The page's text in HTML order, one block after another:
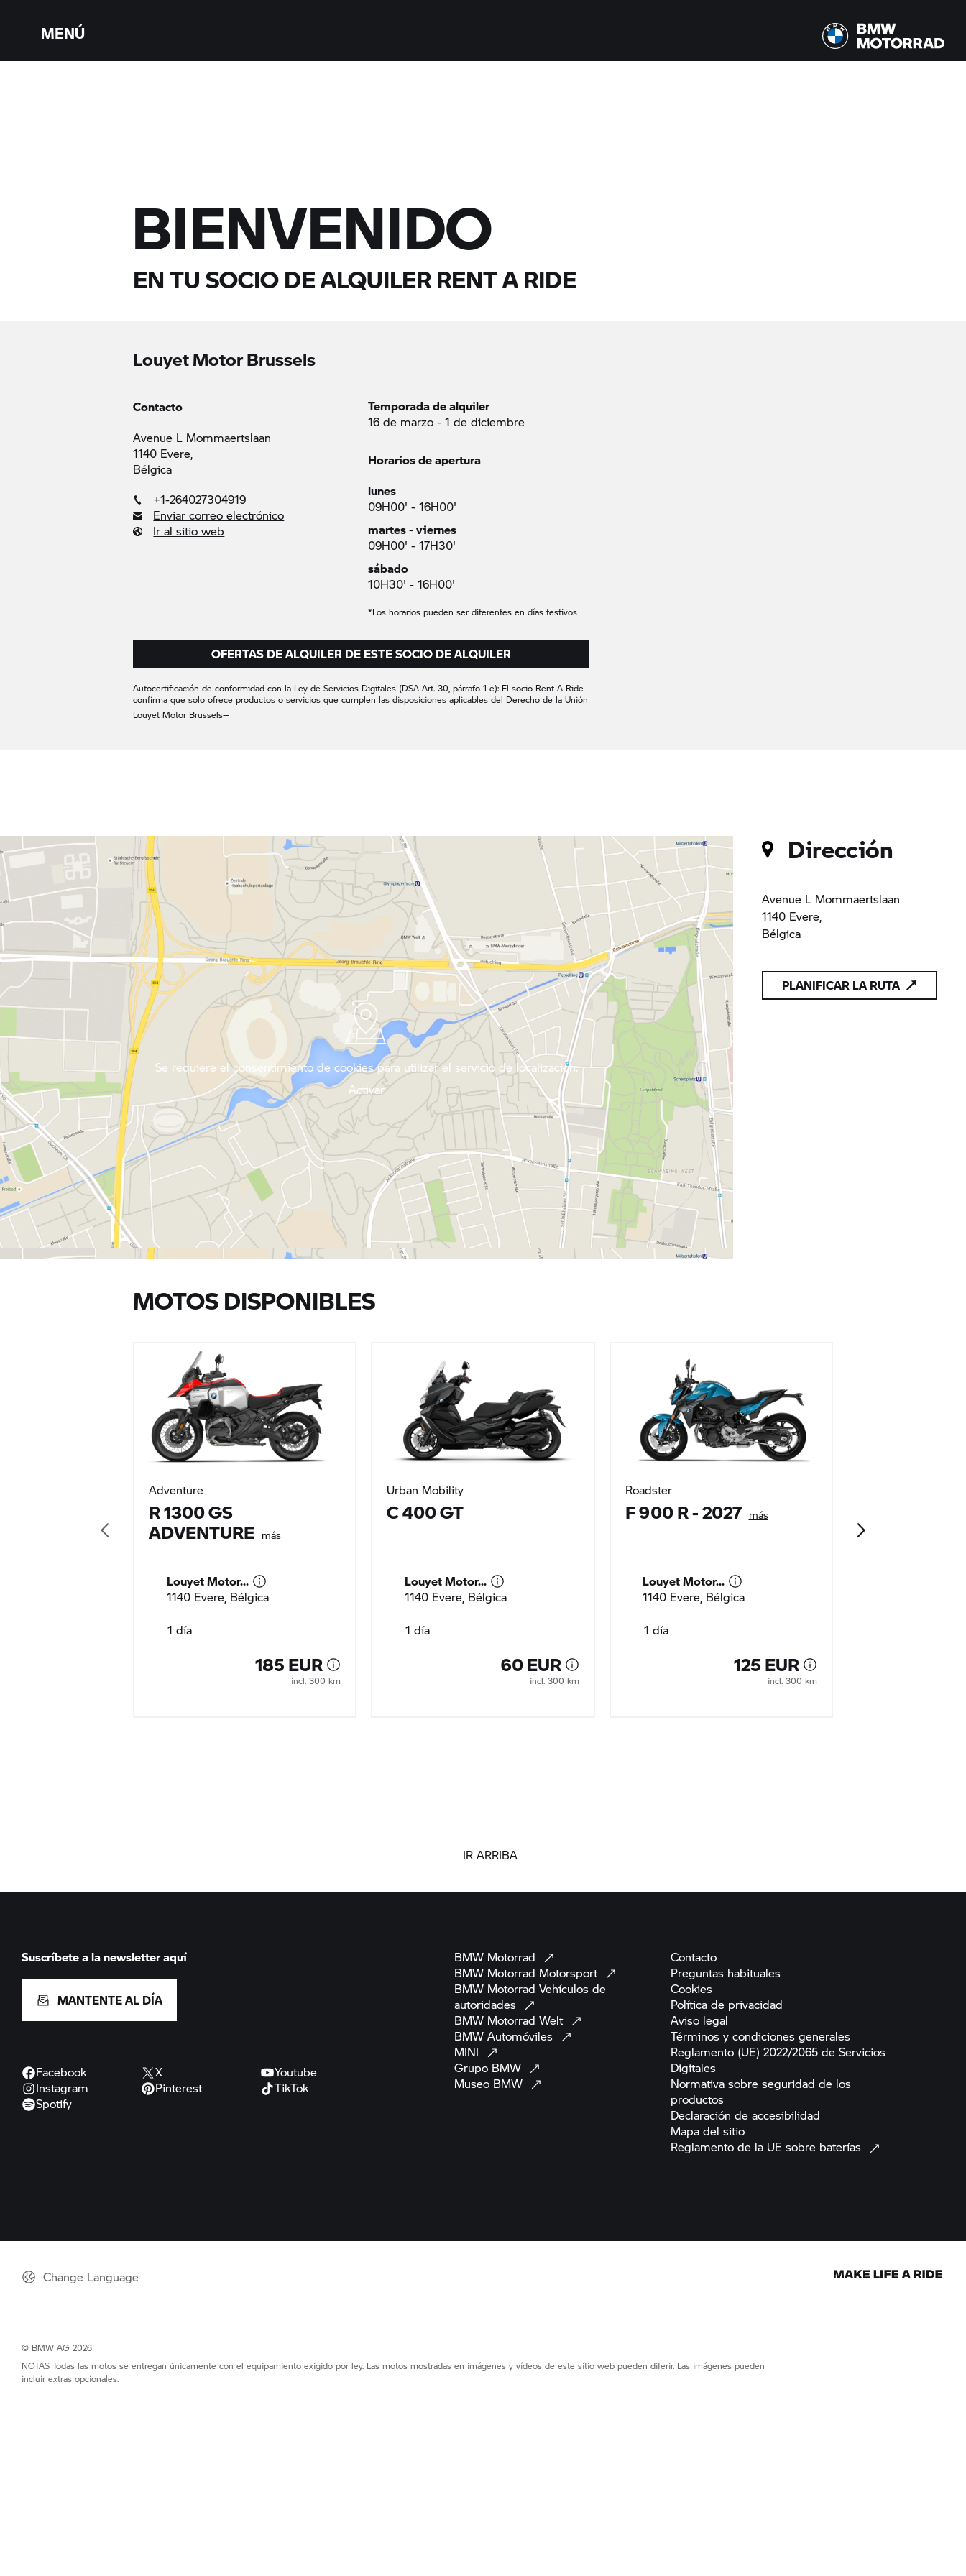
MENÚ
BIENVENIDO
EN TU SOCIO DE ALQUILERRENT A RIDE
Louyet Motor Brussels
Contacto
Avenue L Mommaertslaan
1140 Evere,
Bélgica
+1-264027304919
Enviar correo electrónico
Ir al sitio web
Temporada de alquiler
16 de marzo - 1 de diciembre
Horarios de apertura
lunes
09H00' - 16H00'
martes - viernes
09H00' - 17H30'
sábado
10H30' - 16H00'
*Los horarios pueden ser diferentes en días festivos
OFERTAS DE ALQUILER DE ESTE SOCIO DE ALQUILER
Autocertificación de conformidad con la Ley de Servicios Digitales (DSA Art. 30, párrafo 1 e): El socio Rent A Ride
confirma que solo ofrece productos o servicios que cumplen las disposiciones aplicables del Derecho de la Unión
Louyet Motor Brussels--
Dirección
Avenue L Mommaertslaan
1140 Evere,
Bélgica
PLANIFICAR LA RUTA
Se requiere el consentimiento de cookies para utilizar el servicio de localización.
Activar
MOTOS DISPONIBLES
Adventure
R 1300 GS
ADVENTURE más
Louyet Motor...
1140 Evere, Bélgica
1 día
185 EUR
incl. 300 km
Urban Mobility
C 400 GT
Louyet Motor...
1140 Evere, Bélgica
1 día
60 EUR
incl. 300 km
Roadster
F 900 R- 2027 más
Louyet Motor...
1140 Evere, Bélgica
1 día
125 EUR
incl. 300 km
IR ARRIBA
Suscríbete a la newsletter aquí
MANTENTE AL DÍA
Facebook X
Youtube
Instagram
Pinterest
TikTok
Spotify
BMW Motorrad
BMW Motorrad Motorsport
BMW Motorrad Vehículos de
autoridades
BMW Motorrad Welt
BMW Automóviles
MINI
Grupo BMW
Museo BMW
Contacto
Preguntas habituales
Cookies
Política de privacidad
Aviso legal
Términos y condiciones generales
Reglamento (UE) 2022/2065 de Servicios
Digitales
Normativa sobre seguridad de los
productos
Declaración de accesibilidad
Mapa del sitio
Reglamento de la UE sobre baterías
Change Language
© BMW AG 2026
NOTAS Todas las motos se entregan únicamente con el equipamiento exigido por ley. Las motos mostradas en imágenes y vídeos de este sitio web pueden diferir. Las imágenes pueden
incluir extras opcionales.